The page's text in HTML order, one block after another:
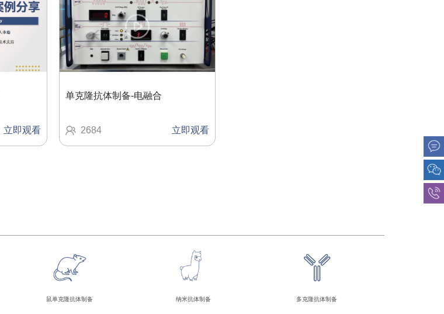
立即观看
单克隆抗体制备-电融合
2684 立即观看
鼠单克隆抗体制备 纳米抗体制备 多克隆抗体制备